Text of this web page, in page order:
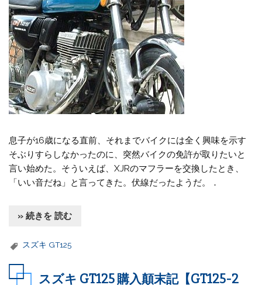
息子が16歳になる直前、それまでバイクには全く興味を示す
そぶりすらしなかったのに、突然バイクの免許が取りたいと
言い始めた。そういえば、XJRのマフラーを交換したとき、
「いい音だね」と言ってきた。伏線だったようだ。．
» 続きを 読む
スズキ GT125
スズキ GT125 購入顛末記【GT125-2